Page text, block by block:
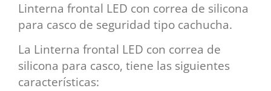
Linterna frontal LED con correa de silicona
para casco de seguridad tipo cachucha.
La Linterna frontal LED con correa de
silicona para casco, tiene las siguientes
características: